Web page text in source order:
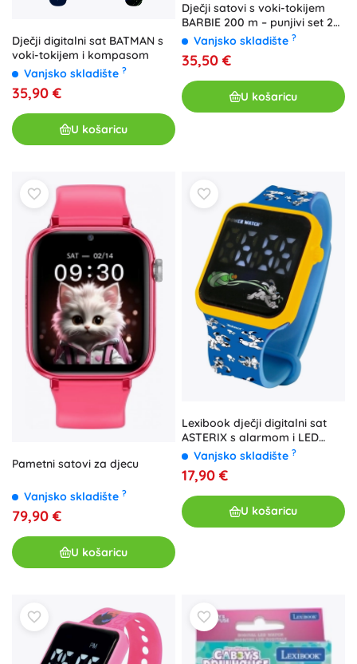
Dječji digitalni sat BATMAN s
voki-tokijem i kompasom
Vanjsko skladište ?
35,90 €
U košaricu
Dječji satovi s voki-tokijem
BARBIE 200 m – punjivi set 2
komVanjsko skladište ?
35,50 €
U košaricu
Pametni satovi za djecu
Vanjsko skladište ?
79,90 €
U košaricu
Lexibook dječji digitalni sat
ASTERIX s alarmom i LED
zaslonom
Vanjsko skladište ?
17,90 €
U košaricu